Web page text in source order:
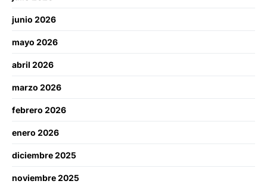
junio 2026
mayo 2026
abril 2026
marzo 2026
febrero 2026
enero 2026
diciembre 2025
noviembre 2025